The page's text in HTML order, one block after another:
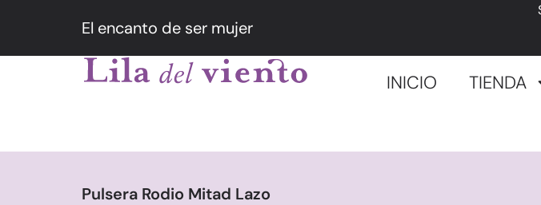
El encanto de ser mujer
INICIO TIENDA
Pulsera Rodio Mitad Lazo